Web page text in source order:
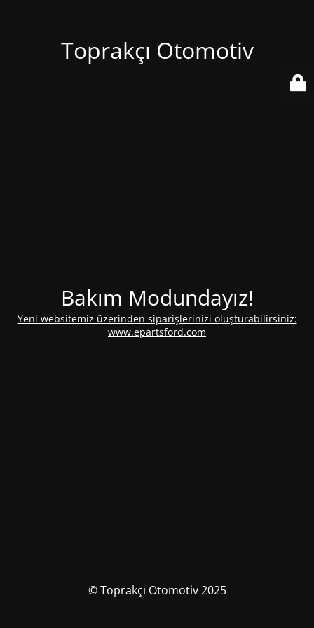
Toprakçı Otomotiv
Bakım Modundayız!
Yeni websitemiz üzerinden siparişlerinizi oluşturabilirsiniz:
www.epartsford.com
© Toprakçı Otomotiv 2025